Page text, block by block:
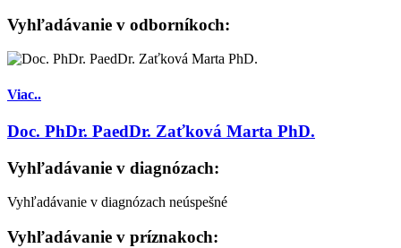
Vyhľadávanie v odborníkoch:
Viac..
Doc. PhDr. PaedDr. Zaťková Marta PhD.
Vyhľadávanie v diagnózach:
Vyhľadávanie v diagnózach neúspešné
Vyhľadávanie v príznakoch: